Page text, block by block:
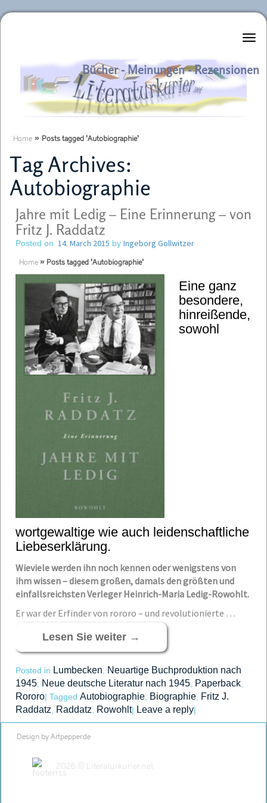
Literaturkurier.net
Bücher - Meinungen - Rezensionen
Home » Posts tagged 'Autobiographie'
Tag Archives:
Autobiographie
Jahre mit Ledig – Eine Erinnerung – von
Fritz J. Raddatz
Posted on 14. March 2015 by Ingeborg Gollwitzer
Home » Posts tagged 'Autobiographie'
Eine ganz
besondere,
hinreißende,
sowohl
wortgewaltige wie auch leidenschaftliche
Liebeserklärung.
Wieviele werden ihn noch kennen oder wenigstens von
ihm wissen – diesem großen, damals den größten und
einfallsreichsten Verleger Heinrich-Maria Ledig-Rowohlt.
Er war der Erfinder von rororo – und revolutionierte …
Lesen Sie weiter →
Posted in Lumbecken
Neuartige Buchproduktion nach
1945 Neue deutsche Literatur nach 1945 Paperback
Rororo| Tagged Autobiographie Biographie Fritz J.
Raddatz
Raddatz Rowohlt| Leave a reply|
2026 © Literaturkurier.net
Design by Artpepper.de